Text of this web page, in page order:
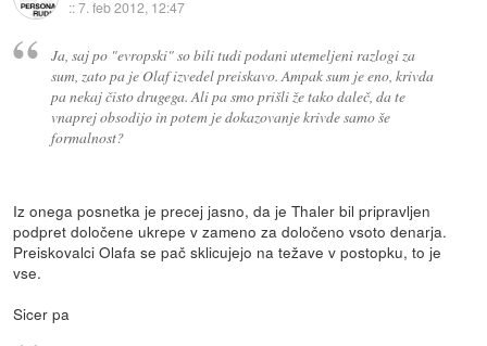
::7. feb 2012, 12:47
Ja, saj po "evropski" so bili tudi podani utemeljeni razlogi za
sum, zato pa je Olaf izvedel preiskavo. Ampak sum je eno, krivda
pa nekaj čisto drugega. Ali pa smo prišli že tako daleč, da te
vnaprej obsodijo in potem je dokazovanje krivde samo še
formalnost?
Iz onega posnetka je precej jasno, da je Thaler bil pripravljen
podpret določene ukrepe v zameno za določeno vsoto denarja.
Preiskovalci Olafa se pač sklicujejo na težave v postopku, to je
vse.
Sicer pa